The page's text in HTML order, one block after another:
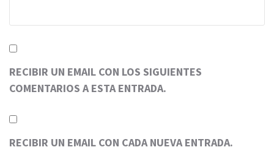
RECIBIR UN EMAIL CON LOS SIGUIENTES
COMENTARIOS A ESTA ENTRADA.
RECIBIR UN EMAIL CON CADA NUEVA ENTRADA.